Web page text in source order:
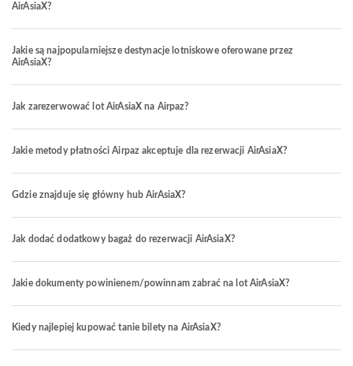
AirAsiaX?
Jakie są najpopularniejsze destynacje lotniskowe oferowane przez
AirAsiaX?
Jak zarezerwować lot AirAsiaX na Airpaz?
Jakie metody płatności Airpaz akceptuje dla rezerwacji AirAsiaX?
Gdzie znajduje się główny hub AirAsiaX?
Jak dodać dodatkowy bagaż do rezerwacji AirAsiaX?
Jakie dokumenty powinienem/powinnam zabrać na lot AirAsiaX?
Kiedy najlepiej kupować tanie bilety na AirAsiaX?